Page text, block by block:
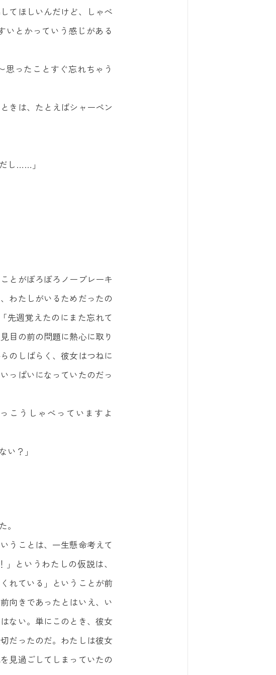
てほしいんだけど、しゃべ
いとかっていう感じがある
ったことすぐ忘れちゃう
きは、たとえばシャーペン
し……」
とがぼろぼろノーブレーキ
わたしがいるためだったの
先週覚えたのにまた忘れて
目の前の問題に熱心に取り
のしばらく、彼女はつねに
っぱいになっていたのだっ
こうしゃべっていますよ
い？」
。
うことは、一生懸命考えて
というわたしの仮説は、
れている」ということが前
向きであったとはいえ、い
ない。単にこのとき、彼女
だったのだ。わたしは彼女
見過ごしてしまっていたの